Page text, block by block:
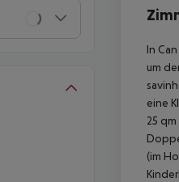
In
um
eine
25
(im